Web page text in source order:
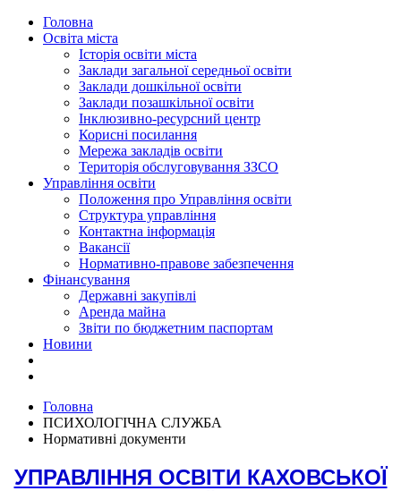
Головна
Освіта міста
Історія освіти міста
Заклади загальної середньої освіти
Заклади дошкільної освіти
Заклади позашкільної освіти
Інклюзивно-ресурсний центр
Корисні посилання
Мережа закладів освіти
Територія обслуговування ЗЗСО
Управління освіти
Положення про Управління освіти
Структура управління
Контактна інформація
Вакансії
Нормативно-правове забезпечення
Фінансування
Державні закупівлі
Аренда майна
Звіти по бюджетним паспортам
Новини
Головна
ПСИХОЛОГІЧНА СЛУЖБА
Нормативні документи
УПРАВЛІННЯ ОСВІТИ КАХОВСЬКОЇ